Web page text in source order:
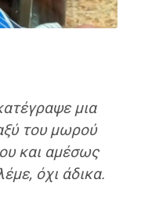
μια
του μωρού
και αμέσως
όχι άδικα.